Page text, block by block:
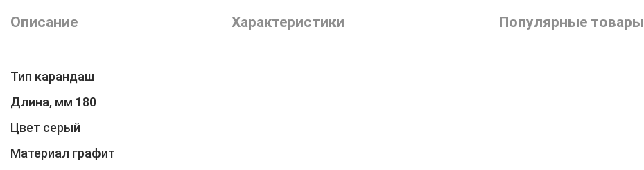
Описание Характеристики Популярные товары
Тип карандаш
Длина, мм 180
Цвет серый
Материал графит